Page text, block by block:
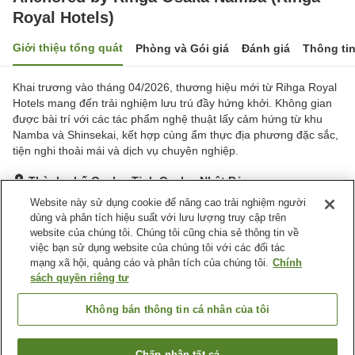
Royal Hotels)
Giới thiệu tổng quát Phòng và Gói giá Đánh giá Thông
Khai trương vào tháng 04/2026, thương hiệu mới từ Rihga Royal
Hotels mang đến trải nghiệm lưu trú đầy hứng khởi. Không gian
được bài trí với các tác phẩm nghệ thuật lấy cảm hứng từ khu
Namba và Shinsekai, kết hợp cùng ẩm thực địa phương đặc sắc,
tiện nghi thoải mái và dịch vụ chuyên nghiệp.
Thành phố Osaka, Tỉnh Osaka, Nhật Bản
Hiển thị trên bản đồ
Tuyệt vời Đánh giá:72lượt
Tiện nghi chỗ nghỉ
Wi-Fi
Cách nhà ga 5 phút đi bộ
Hoàn toàn không hút thuốc
Tỉnh Osaka
Website này sử dụng cookie để nâng cao trải nghiệm người
dùng và phân tích hiệu suất với lưu lượng truy cập trên
website của chúng tôi. Chúng tôi cũng chia sẻ thông tin về
việc bạn sử dụng website của chúng tôi với các đối tác
mạng xã hội, quảng cáo và phân tích của chúng tôi. Chính
sách quyền riêng tư
Không bán thông tin cá nhân của tôi